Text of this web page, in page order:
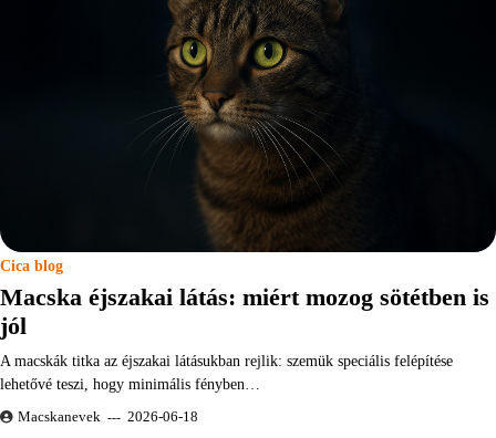
Cica blog
Macska éjszakai látás: miért mozog sötétben is
jól
A macskák titka az éjszakai látásukban rejlik: szemük speciális felépítése
lehetővé teszi, hogy minimális fényben…
Macskanevek 2026-06-18